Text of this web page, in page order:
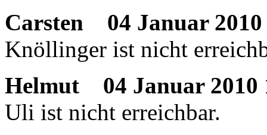
Carsten
04 Januar 2010
Knöllinger ist nicht
Helmut
04 Januar 2010
Uli ist nicht erreichbar.